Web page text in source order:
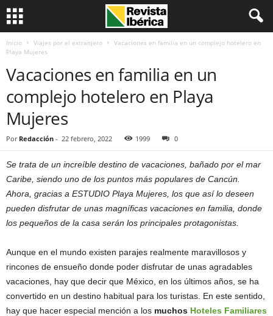
Inicio Viajes por el extranjero
Vacaciones en familia en un complejo hotelero en
Playa Mujeres
Vacaciones en familia en un
complejo hotelero en Playa
Mujeres
Por Redacción - 22 febrero, 2022 1999 0
Se trata de un increíble destino de vacaciones, bañado por el mar
Caribe, siendo uno de los puntos más populares de Cancún.
Ahora, gracias a ESTUDIO Playa Mujeres, los que así lo deseen
pueden disfrutar de unas magníficas vacaciones en familia, donde
los pequeños de la casa serán los principales protagonistas.
Aunque en el mundo existen parajes realmente maravillosos y
rincones de ensueño donde poder disfrutar de unas agradables
vacaciones, hay que decir que México, en los últimos años, se ha
convertido en un destino habitual para los turistas. En este sentido,
hay que hacer especial mención a los muchos Hoteles Familiares